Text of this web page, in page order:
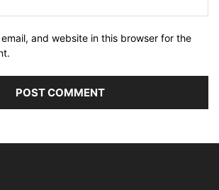
and website in this browser for the